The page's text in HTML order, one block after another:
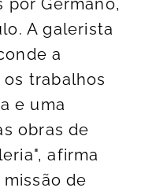
por Germano,
A galerista
a
trabalhos
e uma
obras de
afirma
de